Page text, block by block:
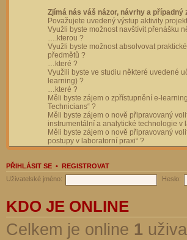
Zjímá nás váš názor, návrhy a
Považujete uvedený výstup aktivity
Využli byste možnost navštívit přenášku
….kterou ?
Využli byste možnost absolvovat
předmětů ?
…které ?
Využili byste ve studiu některé uvedené
learning) ?
…které ?
Měli byste zájem o zpřístupnění e-
Technicians“ ?
Měli byste zájem o nově připravovaný
instrumentální a analytické technologie v
Měli byste zájem o nově připravovaný
postupy v laboratorní praxi“ ?
PŘIHLÁSIT SE • REGISTROVAT
Uživatelské jméno:
Heslo:
KDO JE ONLINE
Celkem je online 1